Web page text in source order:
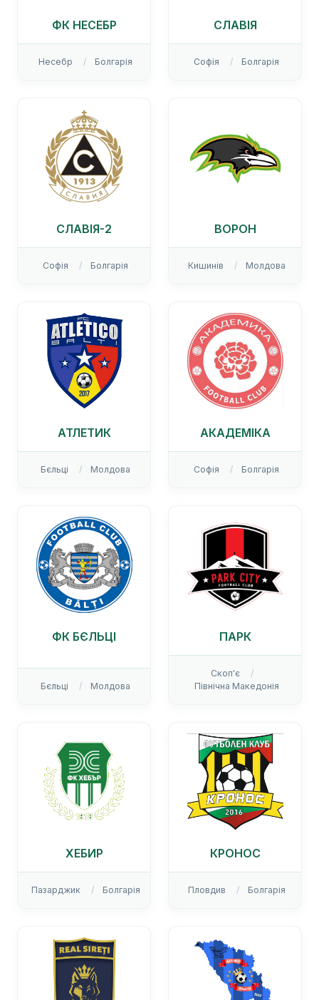
ФК НЕСЕБР
Несебр Болгарія
СЛАВІЯ
Софія Болгарія
СЛАВІЯ-2
Софія Болгарія
ВОРОН
Кишинів Молдова
АТЛЕТИК
Бєльці Молдова
АКАДЕМІКА
Софія Болгарія
ФК БЄЛЬЦІ
Бєльці Молдова
ПАРК
Скоп'є
Північна Македонія
ХЕБИР
Пазарджик Болгарія
КРОНОС
Пловдив Болгарія